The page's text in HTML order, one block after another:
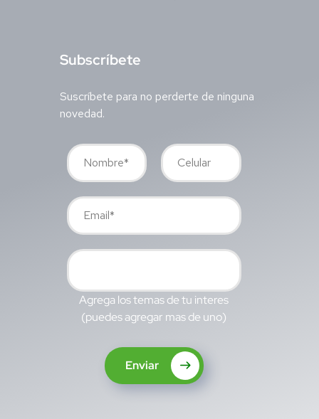
Subscríbete
Suscríbete para no perderte de ninguna
novedad.
Agrega los temas de tu interes
(puedes agregar mas de uno)
Enviar